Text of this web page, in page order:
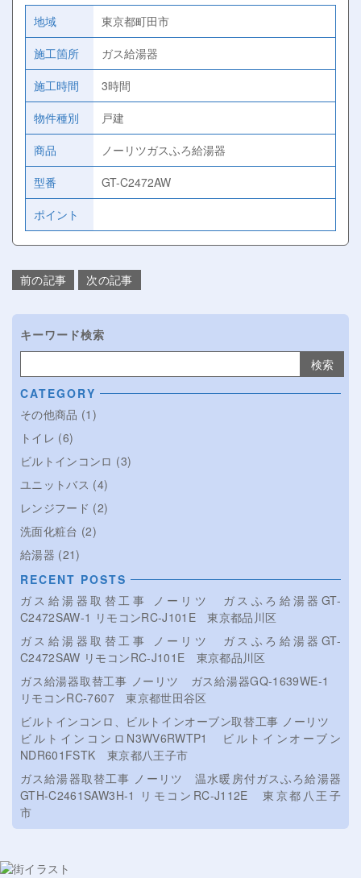
地域
東京都町田市
施工箇所
ガス給湯器
施工時間
3時間
物件種別
戸建
商品
ノーリツガスふろ給湯器
型番
GT-C2472AW
ポイント
投
稿
ナ
シ
ョ
ン
前の記事 次の記事
キーワード検索
CATEGORY
その他商品 (1)
トイレ (6)
ビルトインコンロ (3)
ユニットバス (4)
レンジフード (2)
洗面化粧台 (2)
給湯器 (21)
RECENT POSTS
ガス給湯器取替工事 ノーリツ ガスふろ給湯器GT-
C2472SAW-1 リモコンRC-J101E 東京都品川区
ガス給湯器取替工事 ノーリツ ガスふろ給湯器GT-
C2472SAW リモコンRC-J101E 東京都品川区
ガス給湯器取替工事 ノーリツ ガス給湯器GQ-1639WE-1
リモコンRC-7607 東京都世田谷区
ビルトインコンロ、ビルトインオーブン取替工事 ノーリツ
ビルトインコンロN3WV6RWTP1 ビルトインオーブン
NDR601FSTK 東京都八王子市
ガス給湯器取替工事 ノーリツ 温水暖房付ガスふろ給湯器
GTH-C2461SAW3H-1 リモコンRC-J112E 東京都八王子
市